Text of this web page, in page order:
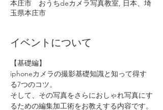
本庄市 おうちdeカメラ写真教室, 日本、埼
玉県本庄市
イベントについて
【基礎編】
iphoneカメラの撮影基礎知識と知って得す
る7つのコツ。
そして、その写真をさらにおしゃれ写真にす
るための編集加工術をお教えする内容です。